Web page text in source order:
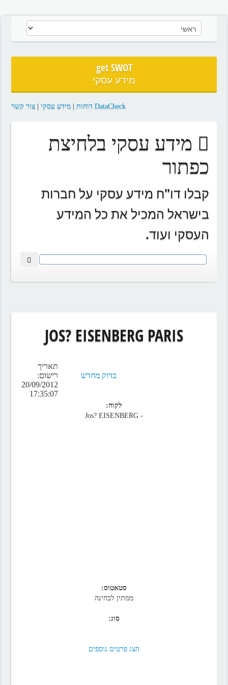
get SWOT
מידע עסקי
DataCheck דוחות | מידע עסקי| צור קשר
מידע עסקי בלחיצת
כפתור
קבלו דו"ח מידע עסקי על חברות
בישראל המכיל את כל המידע
העסקי ועוד.
JOS? EISENBERG PARIS
בדוק מחדש
תאריך
רישום:
20/09/2012
17:35:07
לקוח:
- Jos? EISENBERG
סטאטוס:
ממתין לבחינה
סוג:
הצג פרטים נוספים